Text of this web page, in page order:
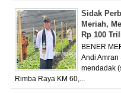
Sidak
Meriah,
Rp 100
BENER
Andi Amran
mendadak
Rimba Raya KM 60,...